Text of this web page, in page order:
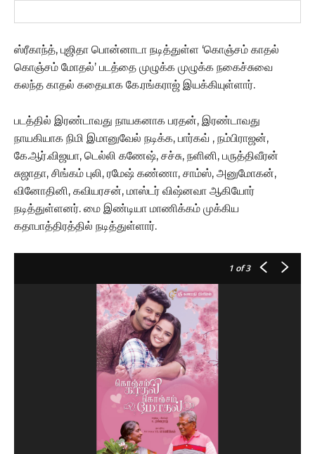
ஸ்ரீகாந்த், புஜிதா பொன்னாடா நடித்துள்ள ‘கொஞ்சம் காதல்
கொஞ்சம் மோதல்’ படத்தை முழுக்க முழுக்க நகைச்சுவை
கலந்த காதல் கதையாக கே.ரங்கராஜ் இயக்கியுள்ளார்.
படத்தில் இரண்டாவது நாயகனாக பரதன், இரண்டாவது
நாயகியாக நிமி இமானுவேல் நடிக்க, பார்கவ் , நம்பிராஜன்,
கே.ஆர்.விஜயா, டெல்லி கணேஷ், சச்சு, நளினி, பருத்திவீரன்
சுஜாதா, சிங்கம் புலி, ரமேஷ் கண்ணா, சாம்ஸ், அனுமோகன்,
வினோதினி, கவியரசன், மாஸ்டர் விஷ்னவா ஆகியோர்
நடித்துள்ளனர். மை இண்டியா மாணிக்கம் முக்கிய
கதாபாத்திரத்தில் நடித்துள்ளார்.
1 of 3